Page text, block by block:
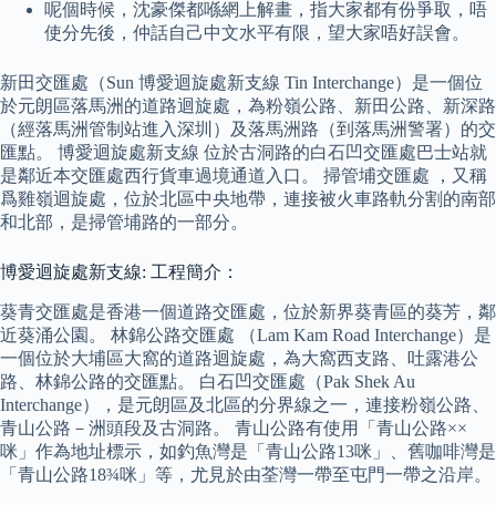
呢個時候，沈豪傑都喺網上解畫，指大家都有份爭取，唔
使分先後，仲話自己中文水平有限，望大家唔好誤會。
新田交匯處（Sun 博愛迴旋處新支線 Tin Interchange）是一個位
於元朗區落馬洲的道路迴旋處，為粉嶺公路、新田公路、新深路
（經落馬洲管制站進入深圳）及落馬洲路（到落馬洲警署）的交
匯點。 博愛迴旋處新支線 位於古洞路的白石凹交匯處巴士站就
是鄰近本交匯處西行貨車過境通道入口。 掃管埔交匯處 ，又稱
爲雞嶺迴旋處，位於北區中央地帶，連接被火車路軌分割的南部
和北部，是掃管埔路的一部分。
博愛迴旋處新支線: 工程簡介：
葵青交匯處是香港一個道路交匯處，位於新界葵青區的葵芳，鄰
近葵涌公園。 林錦公路交匯處 （Lam Kam Road Interchange）是
一個位於大埔區大窩的道路迴旋處，為大窩西支路、吐露港公
路、林錦公路的交匯點。 白石凹交匯處（Pak Shek Au
Interchange），是元朗區及北區的分界線之一，連接粉嶺公路、
青山公路－洲頭段及古洞路。 青山公路有使用「青山公路××
咪」作為地址標示，如釣魚灣是「青山公路13咪」、舊咖啡灣是
「青山公路18¾咪」等，尤見於由荃灣一帶至屯門一帶之沿岸。